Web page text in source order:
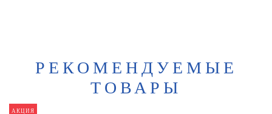
РЕКОМЕНДУЕМЫЕ
ТОВАРЫ
АКЦИЯ